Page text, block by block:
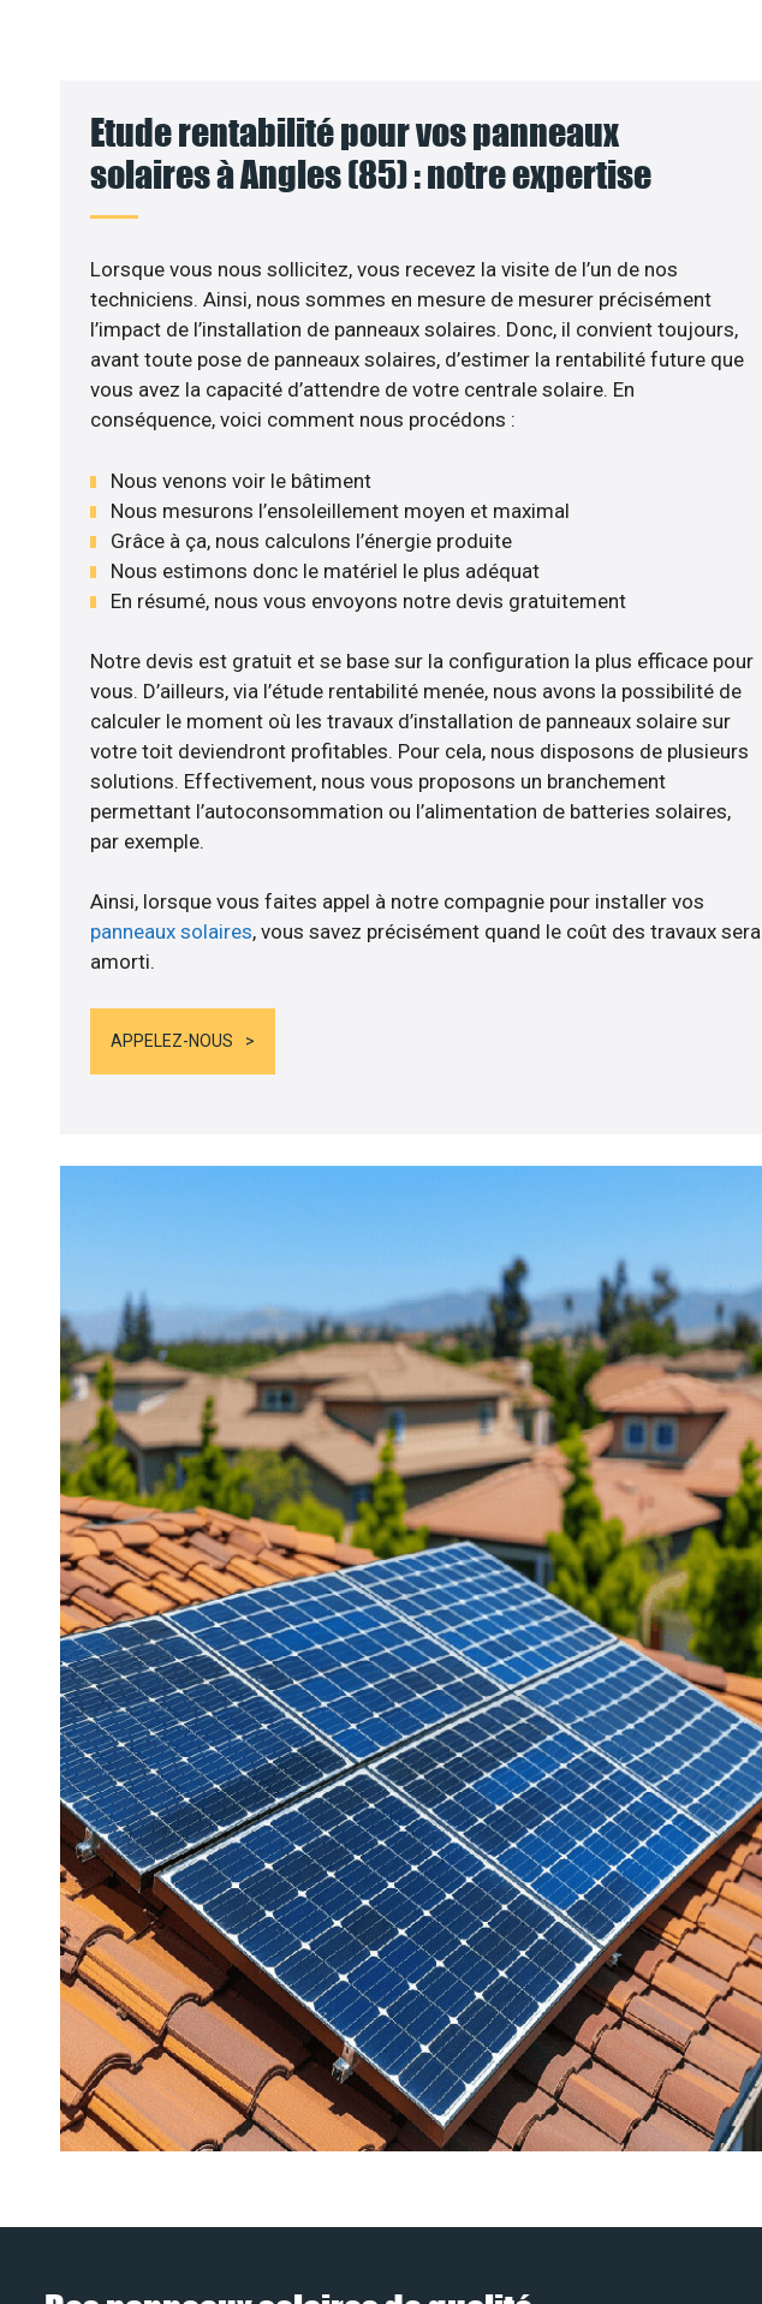
Etude rentabilité pour vos panneaux
solaires à Angles (85) : notre expertise
Lorsque vous nous sollicitez, vous recevez la visite de l’un de nos
techniciens. Ainsi, nous sommes en mesure de mesurer précisément
l’impact de l’installation de panneaux solaires. Donc, il convient toujours,
avant toute pose de panneaux solaires, d’estimer la rentabilité future que
vous avez la capacité d’attendre de votre centrale solaire. En
conséquence, voici comment nous procédons :
Nous venons voir le bâtiment
Nous mesurons l’ensoleillement moyen et maximal
Grâce à ça, nous calculons l’énergie produite
Nous estimons donc le matériel le plus adéquat
En résumé, nous vous envoyons notre devis gratuitement
Notre devis est gratuit et se base sur la configuration la plus efficace pour
vous. D’ailleurs, via l’étude rentabilité menée, nous avons la possibilité de
calculer le moment où les travaux d’installation de panneaux solaire sur
votre toit deviendront profitables. Pour cela, nous disposons de plusieurs
solutions. Effectivement, nous vous proposons un branchement
permettant l’autoconsommation ou l’alimentation de batteries solaires,
par exemple.
Ainsi, lorsque vous faites appel à notre compagnie pour installer vos
panneaux solaires, vous savez précisément quand le coût des travaux sera
amorti.
APPELEZ-NOUS